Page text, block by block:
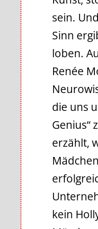
sein.
Sinn
loben.
Renée
die uns
Genius“
erzählt,
kein